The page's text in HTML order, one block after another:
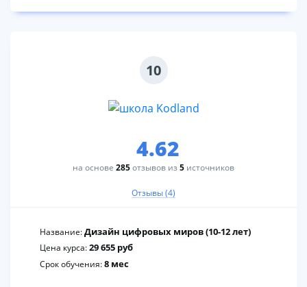
10
4.62
на основе 285отзывов из 5 источников
Отзывы (4)
Название:Дизайн цифровых миров (10-12 лет)
Цена курса:29 655 руб
Срок обучения:8 мес